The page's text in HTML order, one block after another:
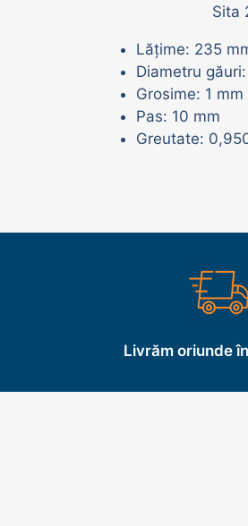
Adăpători
Sita 2:
Lățime: 235
Diametru
Grosime: 1 mm
Pas: 10 mm
Greutate:
Livrăm oriunde